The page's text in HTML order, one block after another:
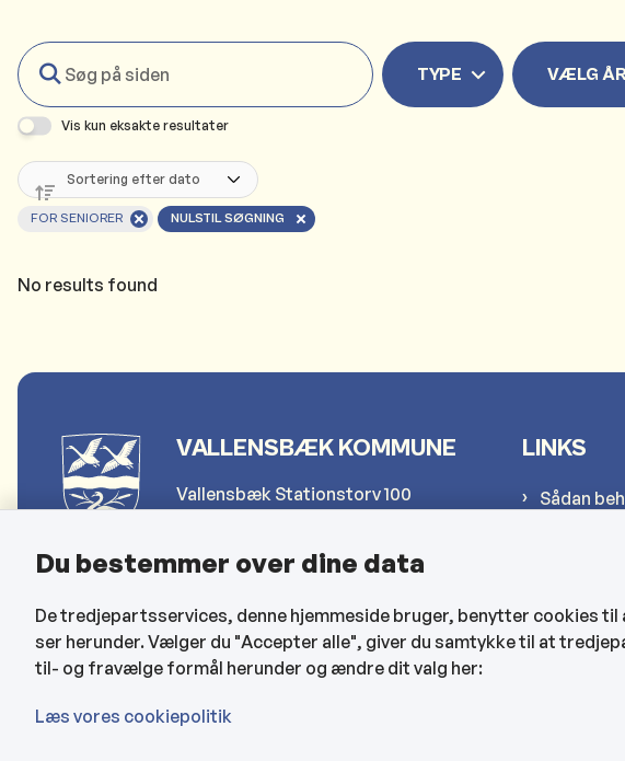
Søg
på
siden
Vis kun eksakte resultater
TYPE VÆLG ÅR
FOR SENIORER NULSTIL SØGNING
No results found
VALLENSBÆK KOMMUNE
Vallensbæk Stationstorv 100
Telefon: 4797 4000
Send sikker post (for borgere)
Send sikker post (for erhverv)
kommune@vallensbaek.dk
LINKS
Sådan
CVR og
Du bestemmer over dine data
De tredjepartsservices, denne hjemmeside bruger, benytter cookies
ser herunder. Vælger du "Accepter alle", giver du samtykke til at
til- og fravælge formål herunder og ændre dit valg her:
Læs vores cookiepolitik